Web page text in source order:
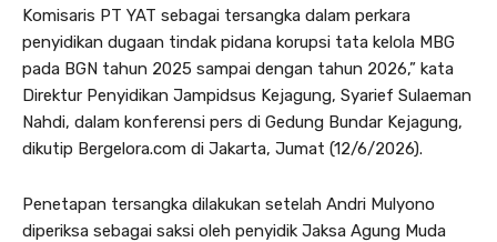
Komisaris PT YAT sebagai tersangka dalam perkara
penyidikan dugaan tindak pidana korupsi tata kelola MBG
pada BGN tahun 2025 sampai dengan tahun 2026,” kata
Direktur Penyidikan Jampidsus Kejagung, Syarief Sulaeman
Nahdi, dalam konferensi pers di Gedung Bundar Kejagung,
dikutip Bergelora.com di Jakarta, Jumat (12/6/2026).
Penetapan tersangka dilakukan setelah Andri Mulyono
diperiksa sebagai saksi oleh penyidik Jaksa Agung Muda